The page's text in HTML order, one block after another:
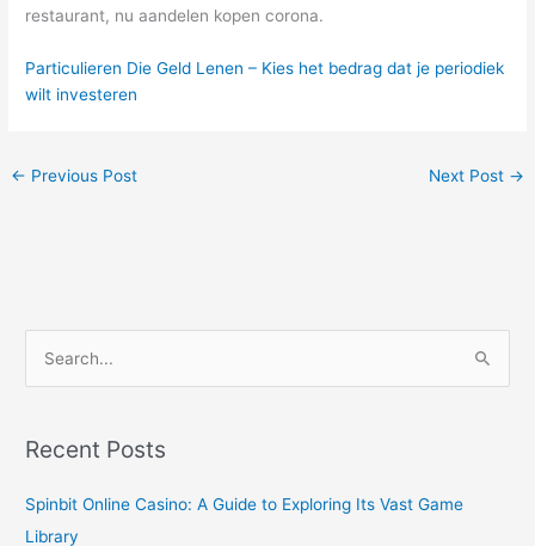
restaurant, nu aandelen kopen corona.
Particulieren Die Geld Lenen – Kies het bedrag dat je periodiek
wilt investeren
← Previous Post Next Post →
r
h
f
Recent Posts
Spinbit Online Casino: A Guide to Exploring Its Vast Game
Library